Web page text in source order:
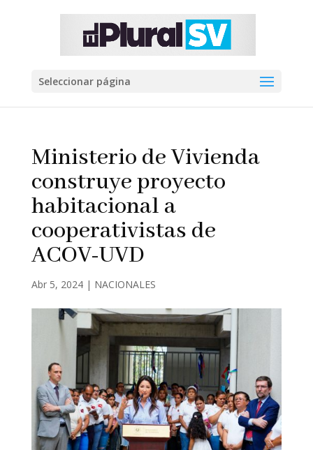
Seleccionar página
Ministerio de Vivienda
construye proyecto
habitacional a
cooperativistas de
ACOV-UVD
Abr 5, 2024| NACIONALES